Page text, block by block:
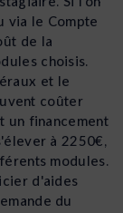
via le Compte
de la
choisis.
et le
coûter
un financement
à 2250€,
modules.
d'aides
du